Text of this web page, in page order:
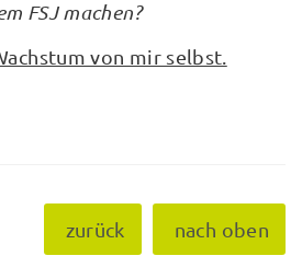
FSJ machen?
von mir selbst.
zurück nach oben